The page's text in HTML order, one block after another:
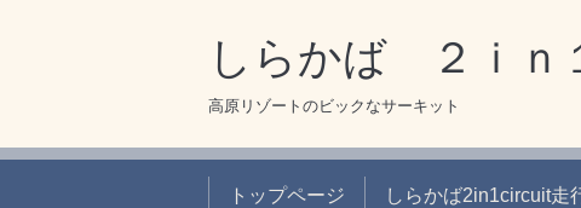
しらかば ２ｉｎ
高原リゾートのビックなサーキット
トップページ しらかば2in1circuit走